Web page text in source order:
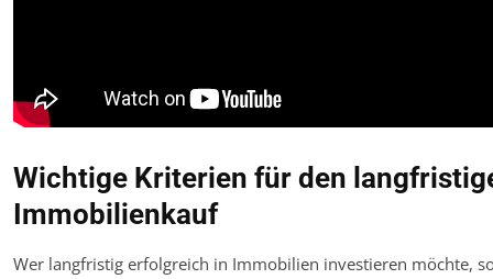
Wichtige Kriterien für den
Immobilienkauf
Wer langfristig erfolgreich in Immobilien investieren möchte,